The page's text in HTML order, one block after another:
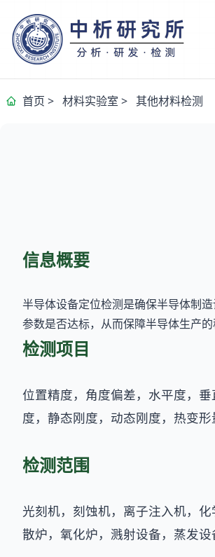
首页 > 材料实验室 > 其他材料检测
信息概要
半导体设备定位检测是确保半导体制
参数是否达标，从而保障半导体生产
检测项目
位置精度，角度偏差，水平度，
度，静态刚度，动态刚度，热变形
检测范围
光刻机，刻蚀机，离子注入机，
散炉，氧化炉，溅射设备，蒸发